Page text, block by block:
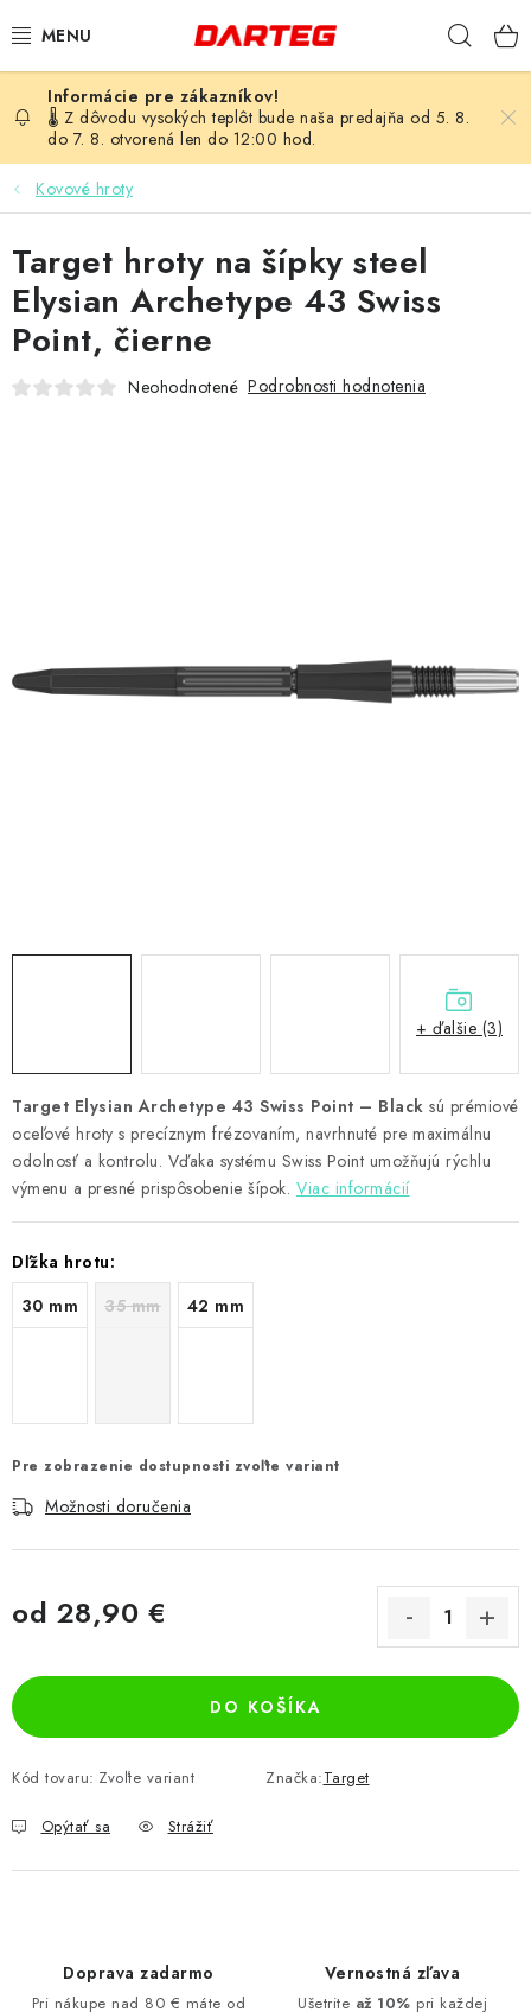
na
ŠÍPKY
TERČE
LETKY
NÁSADKY
🌡️ Z dôvodu vysokých teplôt bude naša predajňa od 5. 8.
do 7. 8. otvorená len do 12:00 hod.
Kovové hroty
Target Elysian Archetype 43 Swiss Point – Black sú prémiové
oceľové hroty s precíznym frézovaním, navrhnuté pre maximálnu
odolnosť a kontrolu. Vďaka systému Swiss Point umožňujú rýchlu
výmenu a presné prispôsobenie šípok. Viac informácií
Dľžka hrotu:
30 mm
35 mm 42 mm
Pre zobrazenie dostupnosti zvoľte variant
Možnosti doručenia
od 28,90 €
DO KOŠÍKA
Kód tovaru: Zvoľte variant Značka:Target
Opýtať sa Strážiť
Target hroty na šípky steel
Elysian Archetype 43 Swiss
Point, čierne
Neohodnotené Podrobnosti hodnotenia
+ ďalšie (3)
Doprava zadarmo
Pri nákupe nad 80 € máte od
Vernostná zľava
Ušetrite až 10% pri každej